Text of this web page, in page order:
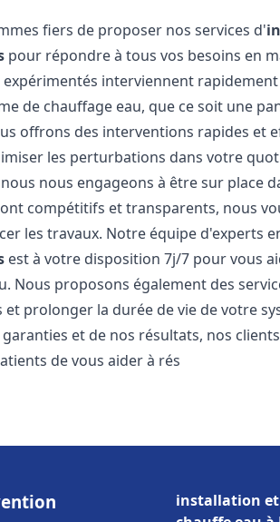
fiers de proposer nos services d'
pour répondre à tous vos besoins en
interviennent
de chauffage eau, que ce soit une
offrons des interventions rapides et
les perturbations dans votre
nous engageons à être sur place
compétitifs et transparents, nous
les travaux. Notre équipe d'experts
est à votre disposition 7j/7 pour vous
Nous proposons également des
prolonger la durée de vie de votre
et de nos résultats, nos
de vous aider à rés
installation